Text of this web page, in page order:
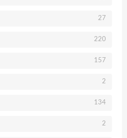
27
220
157
2
134
2